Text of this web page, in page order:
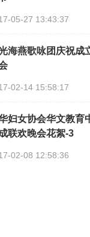
05-27 13:43:37
海燕歌咏团庆祝成
02-14 15:58:17
妇女协会华文教育
联欢晚会花絮-3
02-08 12:58:36